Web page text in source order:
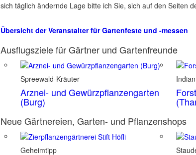
sich täglich ändernde Lage bitte ich Sie, sich auf den Seiten
Übersicht der Veranstalter für Gartenfeste und -messen
Ausflugsziele für Gärtner und Gartenfreunde
Spreewald-Kräuter
Arznei- und Gewürzpflanzengarten
(Burg)
Neue Gärtnereien, Garten- und Pflanzenshops
Geheimtipp